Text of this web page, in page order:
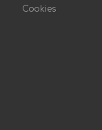
Cookies